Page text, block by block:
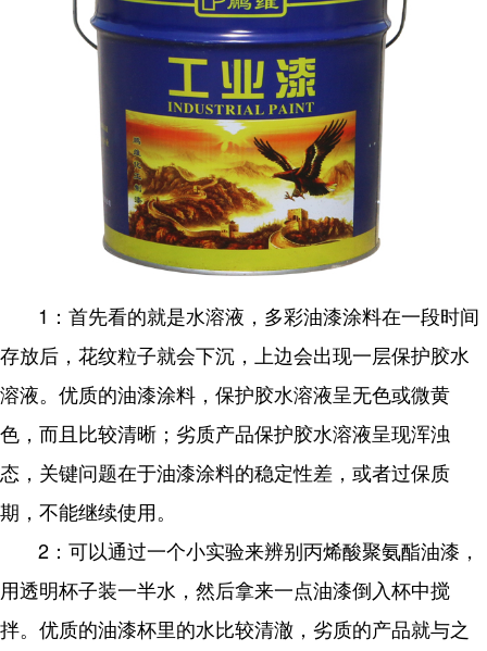
1：首先看的就是水溶液，多彩油漆涂料在一段时间
存放后，花纹粒子就会下沉，上边会出现一层保护胶水
溶液。优质的油漆涂料，保护胶水溶液呈无色或微黄
色，而且比较清晰；劣质产品保护胶水溶液呈现浑浊
态，关键问题在于油漆涂料的稳定性差，或者过保质
期，不能继续使用。
2：可以通过一个小实验来辨别丙烯酸聚氨酯油漆，
用透明杯子装一半水，然后拿来一点油漆倒入杯中搅
拌。优质的油漆杯里的水比较清澈，劣质的产品就与之